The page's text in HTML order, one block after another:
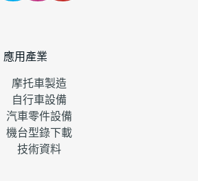
應用產業
摩托車製造
自行車設備
汽車零件設備
機台型錄下載
技術資料